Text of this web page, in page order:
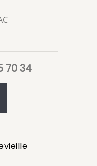
70 34